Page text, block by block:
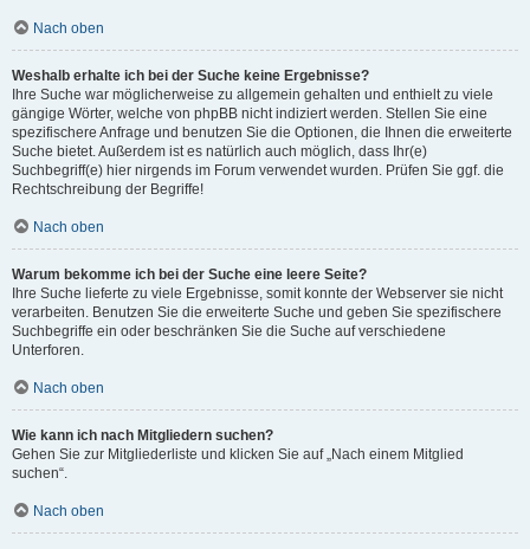
Nach oben
Weshalb erhalte ich bei der Suche keine Ergebnisse?
Ihre Suche war möglicherweise zu allgemein gehalten und enthielt zu viele
gängige Wörter, welche von phpBB nicht indiziert werden. Stellen Sie eine
spezifischere Anfrage und benutzen Sie die Optionen, die Ihnen die erweiterte
Suche bietet. Außerdem ist es natürlich auch möglich, dass Ihr(e)
Suchbegriff(e) hier nirgends im Forum verwendet wurden. Prüfen Sie ggf. die
Rechtschreibung der Begriffe!
Nach oben
Warum bekomme ich bei der Suche eine leere Seite?
Ihre Suche lieferte zu viele Ergebnisse, somit konnte der Webserver sie nicht
verarbeiten. Benutzen Sie die erweiterte Suche und geben Sie spezifischere
Suchbegriffe ein oder beschränken Sie die Suche auf verschiedene
Unterforen.
Nach oben
Wie kann ich nach Mitgliedern suchen?
Gehen Sie zur Mitgliederliste und klicken Sie auf „Nach einem Mitglied
suchen“.
Nach oben